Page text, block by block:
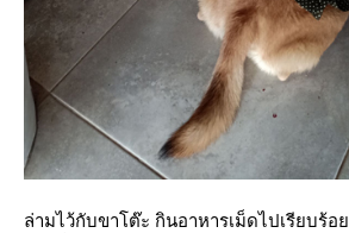
ล่ามไว้กับขาโต๊ะ กินอาหารเม็ดไปเรียบร้อ